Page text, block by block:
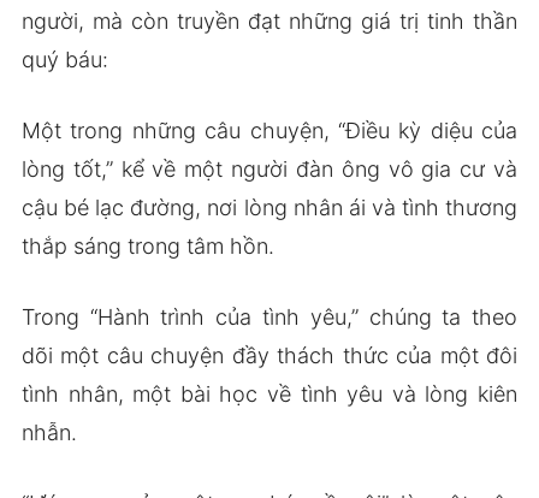
người, mà còn truyền đạt những giá trị tinh thần
quý báu:
Một trong những câu chuyện, “Điều kỳ diệu của
lòng tốt,” kể về một người đàn ông vô gia cư và
cậu bé lạc đường, nơi lòng nhân ái và tình thương
thắp sáng trong tâm hồn.
Trong “Hành trình của tình yêu,” chúng ta theo
dõi một câu chuyện đầy thách thức của một đôi
tình nhân, một bài học về tình yêu và lòng kiên
nhẫn.